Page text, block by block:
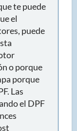
te puede
el
puede
o porque
porque
Las
el DPF